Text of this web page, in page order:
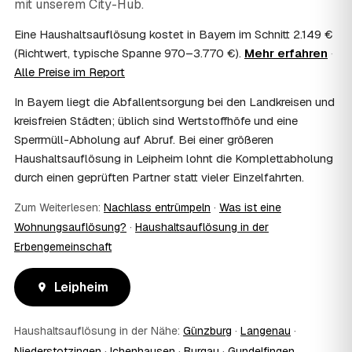
Häufig ja: Im Nachlass können die Kosten einer
Erbschaftsteuer mindern, bei vermieteten Objekten teils
als Werbungskosten. Sie erhalten eine ordentliche
Rechnung als Beleg. Verbindlich klärt das Ihr
08 Muss ich als Erbe in Leipheim vor Ort anwesend
sein?
Nein, Sie müssen nicht durchgängig anwesend sein. Viele
Erben übergeben in Leipheim nur die Schlüssel und lassen
sich per Fotos auf dem Laufenden halten. Eine kurze
genügt meist.
09 Bekomme ich einen Entsorgungsnachweis?
Ja. Sie erhalten auf Wunsch einen Entsorgungs- bzw.
So ist dokumentiert, dass der Hausstand in Leipheim
umweltgerecht und rechtssicher entsorgt wurde.
Oft schon innerhalb weniger Tage, in vielen Regionen
mit unserem City-Hub.
Eine Haushaltsauflösung kostet in Bayern im Schnitt 2.149 €
(Richtwert, typische Spanne 970–3.770 €). Mehr erfahren ·
Alle Preise im Report
In Bayern liegt die Abfallentsorgung bei den Landkreisen und
kreisfreien Städten; üblich sind Wertstoffhöfe und eine
Sperrmüll-Abholung auf Abruf. Bei einer größeren
Haushaltsauflösung in Leipheim lohnt die Komplettabholung
durch einen geprüften Partner statt vieler Einzelfahrten.
Zum Weiterlesen: Nachlass entrümpeln · Was ist eine
Wohnungsauflösung? · Haushaltsauflösung in der
Erbengemeinschaft
Leipheim
Haushaltsauflösung in der Nähe: Günzburg · Langenau ·